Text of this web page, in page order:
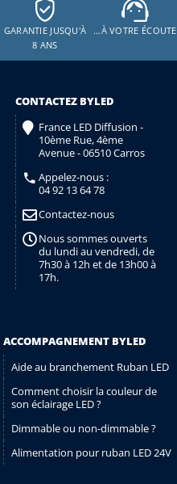
GARANTIE JUSQU'À
8 ANS
…À VOTRE ÉCOUTE
CONTACTEZ BYLED
France LED Diffusion -
10ème Rue, 4ème
Avenue - 06510 Carros
Appelez-nous :
04 92 13 64 78
Contactez-nous
Nous sommes ouverts
du lundi au vendredi, de
7h30 à 12h et de 13h00 à
17h.
ACCOMPAGNEMENT BYLED
Aide au branchement Ruban LED
Comment choisir la couleur de
son éclairage LED ?
Dimmable ou non-dimmable ?
Alimentation pour ruban LED 24V